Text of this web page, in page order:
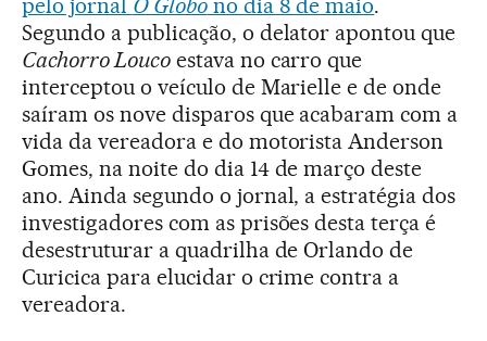
Segundo a publicação, o delator apontou que
Cachorro Loucoestava no carro que
interceptou o veículo de Marielle e de onde
saíram os nove disparos que acabaram com a
vida da vereadora e do motorista Anderson
Gomes, na noite do dia 14 de março deste
ano. Ainda segundo o jornal, a estratégia dos
investigadores com as prisões desta terça é
desestruturar a quadrilha de Orlando de
Curicica para elucidar o crime contra a
vereadora.